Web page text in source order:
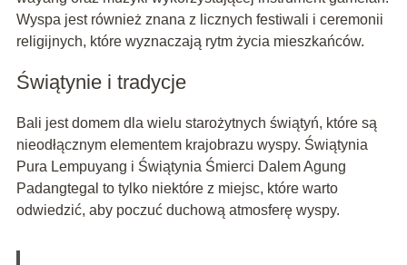
Wyspa jest również znana z licznych festiwali i ceremonii
religijnych, które wyznaczają rytm życia mieszkańców.
Świątynie i tradycje
Bali jest domem dla wielu starożytnych świątyń, które są
nieodłącznym elementem krajobrazu wyspy. Świątynia
Pura Lempuyang i Świątynia Śmierci Dalem Agung
Padangtegal to tylko niektóre z miejsc, które warto
odwiedzić, aby poczuć duchową atmosferę wyspy.